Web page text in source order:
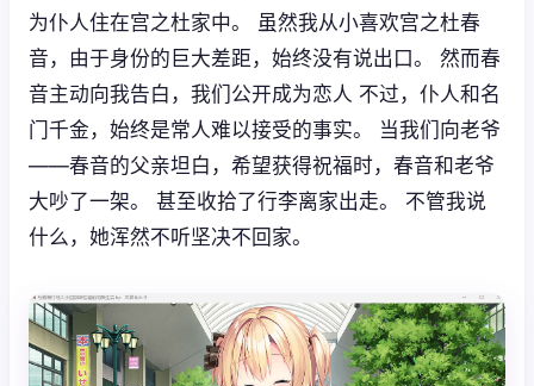
为仆人住在宫之杜家中。 虽然我从小喜欢宫之杜春
音，由于身份的巨大差距，始终没有说出口。 然而春
音主动向我告白，我们公开成为恋人 不过，仆人和名
门千金，始终是常人难以接受的事实。 当我们向老爷
——春音的父亲坦白，希望获得祝福时，春音和老爷
大吵了一架。 甚至收拾了行李离家出走。 不管我说
什么，她浑然不听坚决不回家。